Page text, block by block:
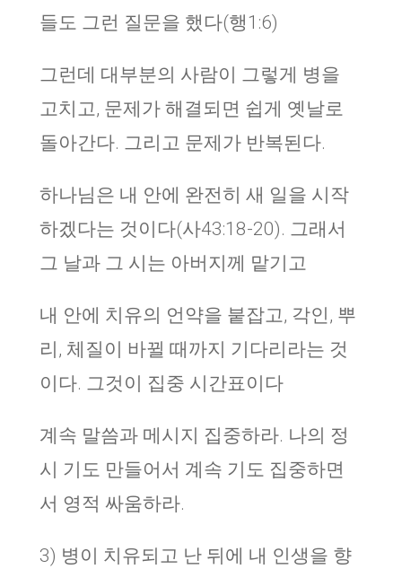
들도 그런 질문을 했다(행1:6)
그런데 대부분의 사람이 그렇게 병을
고치고, 문제가 해결되면 쉽게 옛날로
돌아간다. 그리고 문제가 반복된다.
하나님은 내 안에 완전히 새 일을 시작
하겠다는 것이다(사43:18-20). 그래서
그 날과 그 시는 아버지께 맡기고
내 안에 치유의 언약을 붙잡고, 각인, 뿌
리, 체질이 바뀔 때까지 기다리라는 것
이다. 그것이 집중 시간표이다
계속 말씀과 메시지 집중하라. 나의 정
시 기도 만들어서 계속 기도 집중하면
서 영적 싸움하라.
3) 병이 치유되고 난 뒤에 내 인생을 향